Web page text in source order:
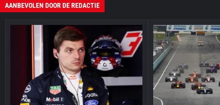
AANBEVOLEN DOOR DE REDACTIE